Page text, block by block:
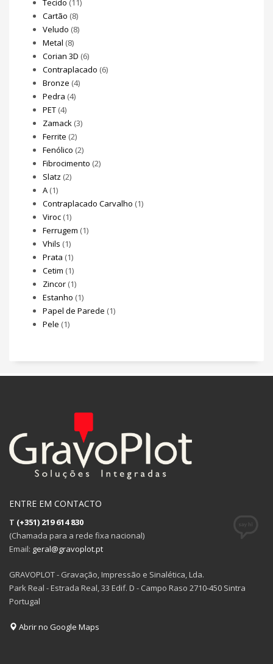
Tecido (11)
Cartão (8)
Veludo (8)
Metal (8)
Corian 3D (6)
Contraplacado (6)
Bronze (4)
Pedra (4)
PET (4)
Zamack (3)
Ferrite (2)
Fenólico (2)
Fibrocimento (2)
Slatz (2)
A (1)
Contraplacado Carvalho (1)
Viroc (1)
Ferrugem (1)
Vhils (1)
Prata (1)
Cetim (1)
Zincor (1)
Estanho (1)
Papel de Parede (1)
Pele (1)
ENTRE EM CONTACTO
T (+351) 219 614 830
(Chamada para a rede fixa nacional)
Email: geral@gravoplot.pt
GRAVOPLOT - Gravação, Impressão e Sinalética, Lda.
Park Real - Estrada Real, 33 Edif. D - Campo Raso 2710-450 Sintra
Portugal
Abrir no Google Maps